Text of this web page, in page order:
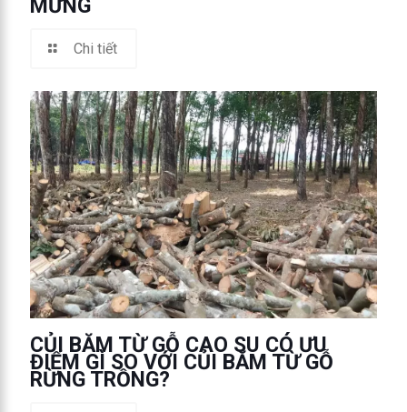
MỪNG
Chi tiết
CỦI BĂM TỪ GỖ CAO SU CÓ ƯU
ĐIỂM GÌ SO VỚI CỦI BĂM TỪ GỖ
RỪNG TRỒNG?